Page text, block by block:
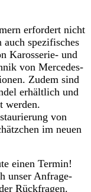
erfordert nicht
spezifisches
Karosserie- und
von Mercedes-
Zudem sind
erhältlich und
werden.
von
im neuen
einen Termin!
unser Anfrage-
Rückfragen.